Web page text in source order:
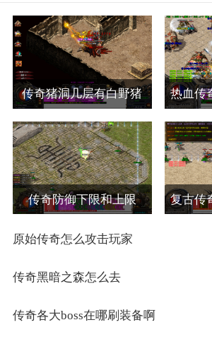
传奇猪洞几层有白野猪
传奇防御下限和上限
原始传奇怎么攻击玩家
传奇黑暗之森怎么去
传奇各大boss在哪刷装备啊